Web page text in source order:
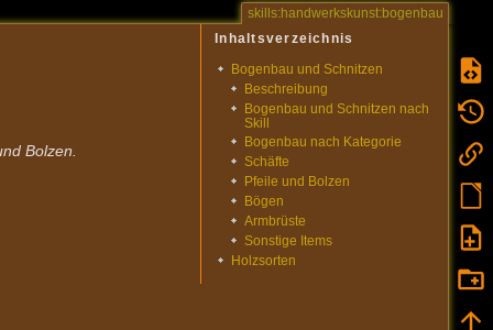
skills:handwerkskunst:bogenbau
Inhaltsverzeichnis
Bogenbau und Schnitzen
Beschreibung
Bogenbau und Schnitzen nach
Skill
Bogenbau nach Kategorie
Schäfte
Pfeile und Bolzen
Bögen
Armbrüste
Sonstige Items
Holzsorten
Bolzen.